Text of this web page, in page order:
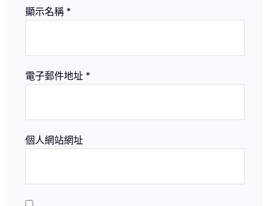
顯示名稱 *
電子郵件地址 *
個人網站網址